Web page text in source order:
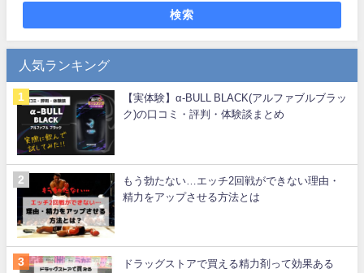
検索
人気ランキング
【実体験】α-BULL BLACK(アルファブルブラッ
ク)の口コミ・評判・体験談まとめ
もう勃たない…エッチ2回戦ができない理由・
精力をアップさせる方法とは
ドラッグストアで買える精力剤って効果ある